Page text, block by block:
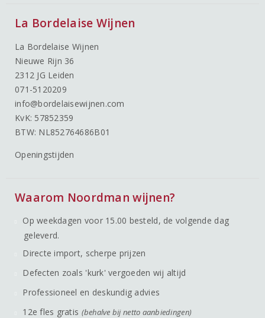
La Bordelaise Wijnen
La Bordelaise Wijnen
Nieuwe Rijn 36
2312 JG Leiden
071-5120209
info@bordelaisewijnen.com
KvK: 57852359
BTW: NL852764686B01
Openingstijden
Waarom Noordman wijnen?
Op weekdagen voor 15.00 besteld, de volgende dag
geleverd.
Directe import, scherpe prijzen
Defecten zoals 'kurk' vergoeden wij altijd
Professioneel en deskundig advies
12e fles gratis (behalve bij netto aanbiedingen)